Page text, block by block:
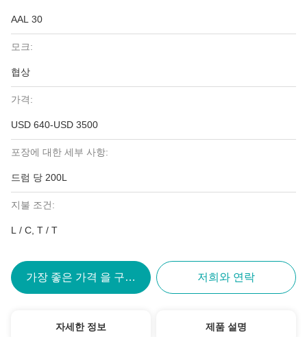
AAL 30
모크:
협상
가격:
USD 640-USD 3500
포장에 대한 세부 사항:
드럼 당 200L
지불 조건:
L / C, T / T
가장 좋은 가격 을 구하라 저희와 연락
자세한 정보 제품 설명